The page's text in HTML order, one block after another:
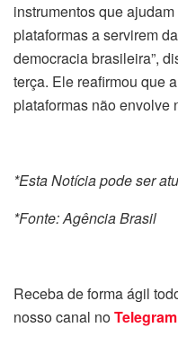
instrumentos que
plataformas a servirem
democracia brasileira”,
terça. Ele reafirmou que
plataformas não envolve
*Esta Notícia pode ser
*Fonte: Agência Brasil
Receba de forma ágil
nosso canal no